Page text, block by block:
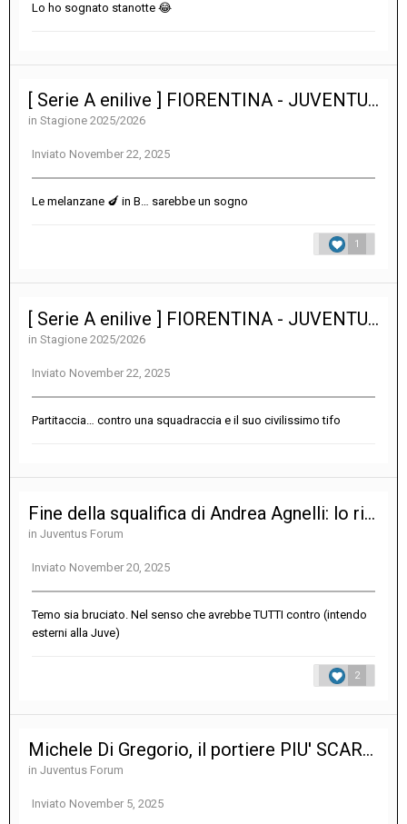
Lo ho sognato stanotte 😂
[ Serie A enilive ] FIORENTINA - JUVENTUS 1-1
in Stagione 2025/2026
Inviato November 22, 2025
Le melanzane 🍆 in B… sarebbe un sogno
1
[ Serie A enilive ] FIORENTINA - JUVENTUS 1-1
in Stagione 2025/2026
Inviato November 22, 2025
Partitaccia… contro una squadraccia e il suo civilissimo tifo
Fine della squalifica di Andrea Agnelli: lo rivolete alla guida?
in Juventus Forum
Inviato November 20, 2025
Temo sia bruciato. Nel senso che avrebbe TUTTI contro (intendo
esterni alla Juve)
2
Michele Di Gregorio, il portiere PIU' SCARSO dal 1897 ad oggi nella storia della Juventus
in Juventus Forum
Inviato November 5, 2025